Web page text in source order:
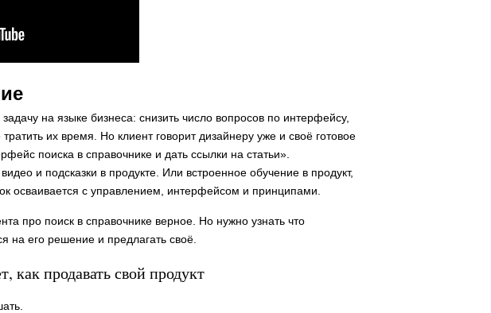
на языке бизнеса: снизить число вопросов по интерфейсу,
их время. Но клиент говорит дизайнеру уже и своё готовое
поиска в справочнике и дать ссылки на статьи».
и подсказки в продукте. Или встроенное обучение в продукт,
осваивается с управлением, интерфейсом и принципами.
про поиск в справочнике верное. Но нужно узнать что
на его решение и предлагать своё.
как продавать свой продукт